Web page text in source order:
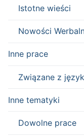
Istotne wieści
Nowości
Inne prace
Związane z
Inne tematyki
Dowolne prace